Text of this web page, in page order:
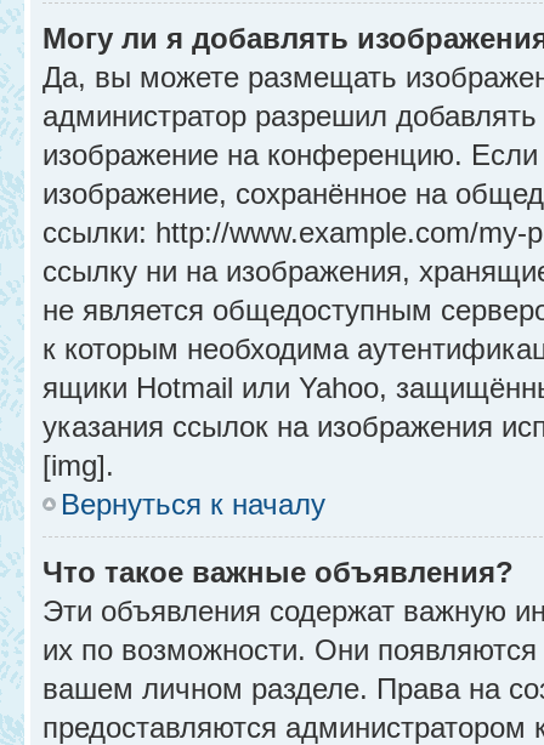
Могу ли я добавлять
Да, вы можете размещать
администратор разрешил
изображение на конференцию.
изображение, сохранённое на
ссылки: http://www.example.com/
ссылку ни на изображения,
не является общедоступным
к которым необходима
ящики Hotmail или Yahoo,
указания ссылок на изображения
[img].
Вернуться к началу
Что такое важные объявления?
Эти объявления содержат важную
их по возможности. Они
вашем личном разделе. Права на
предоставляются администратором